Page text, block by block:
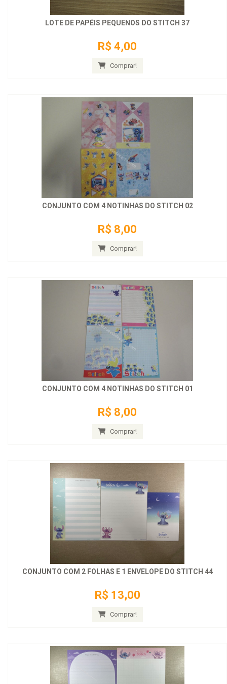
LOTE DE PAPÉIS PEQUENOS DO STITCH 37
R$ 4,00
Comprar!
CONJUNTO COM 4 NOTINHAS DO STITCH 02
R$ 8,00
Comprar!
CONJUNTO COM 4 NOTINHAS DO STITCH 01
R$ 8,00
Comprar!
CONJUNTO COM 2 FOLHAS E 1 ENVELOPE DO STITCH 44
R$ 13,00
Comprar!